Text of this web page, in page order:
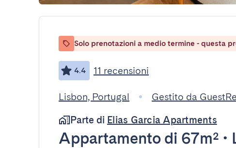
Solo prenotazioni a medio termine - questa
4.4 11 recensioni
Lisbon, Portugal
Gestito da
Parte di Elias Garcia Apartments
Appartamento di 67m² •